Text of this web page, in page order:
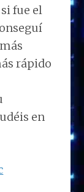
fue el
rápido
en